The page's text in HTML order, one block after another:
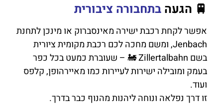
🚆 הגעהבתחבורה ציבורית
אפשר לקחת רכבת ישירה מאינסברוק או מינכן לתחנת
Jenbach, ומשם מחכה לכם רכבת מקומית ציורית
בשם Zillertalbahn 🚂 – שעוברת כמעט בכל כפר
בעמק ומובילה ישירות לעיירות כמו מאיירהופן, קלפס
ועוד.
זו דרך נפלאה ונוחה ליהנות מהנוף כבר בדרך.